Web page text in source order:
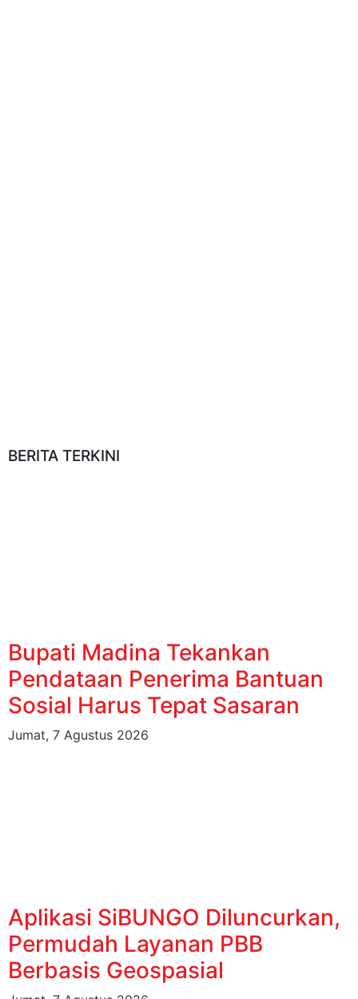
BERITA TERKINI
Bupati Madina Tekankan
Pendataan Penerima Bantuan
Sosial Harus Tepat Sasaran
Jumat, 7 Agustus 2026
Aplikasi SiBUNGO Diluncurkan,
Permudah Layanan PBB
Berbasis Geospasial